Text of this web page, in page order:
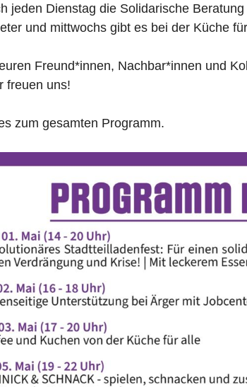
jeden Dienstag die Solidarische
und mittwochs gibt es bei der Küche
Freund*innen, Nachbar*innen und
freuen uns!
zum gesamten Programm.